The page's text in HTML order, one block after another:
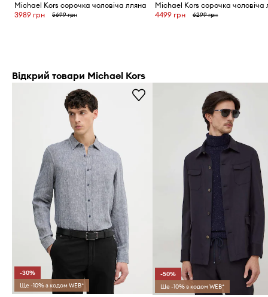
Michael Kors сорочка чоловіча лляна
3989 грн
5699 грн
Michael Kors сорочка чоловіча
4499 грн
6299 грн
Відкрий товари Michael Kors
-30%
Ще -10% з кодом WEB*
-50%
Ще -10% з кодом WEB*